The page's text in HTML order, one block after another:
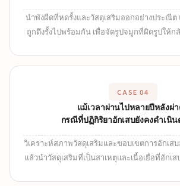
นำพังผืดที่หดรั้งและวัสดุเสริมออกอย่างประณีต
ถูกดึงรั้งไปพร้อมกัน เพื่อจัดรูปจมูกที่ผิดรูปให้ก
CASE 04
แม้เวลาผ่านไปหลายปีหลังผ่
กรณีที่ปฏิกิริยาอักเสบยังคงดำเนิน
วิเคราะห์สภาพวัสดุเสริมและขอบเขตการอักเส
แล้วนำวัสดุเสริมที่เป็นสาเหตุและเนื้อเยื่อที่อักเ